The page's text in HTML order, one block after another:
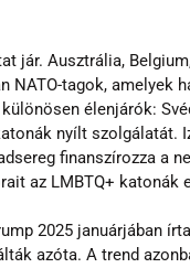
jár. Ausztrália,
NATO-tagok, amelyek
élenjárók:
nyílt szolgálatát.
finanszírozza a
az LMBTQ+ katonák
2025 januárjában
azóta. A trend